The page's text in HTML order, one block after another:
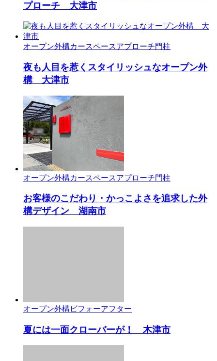
プローチ 大津市
オープン外構カースペースアプローチ門柱
夜も人目を惹くスタイリッシュなオープン外
構 大津市
オープン外構カースペースアプローチ門柱
お客様のこだわり・かっこよさを追求した外
構デザイン 湖南市
オープン外構ビフォーアフター
夏には一面クローバーが！ 木津市